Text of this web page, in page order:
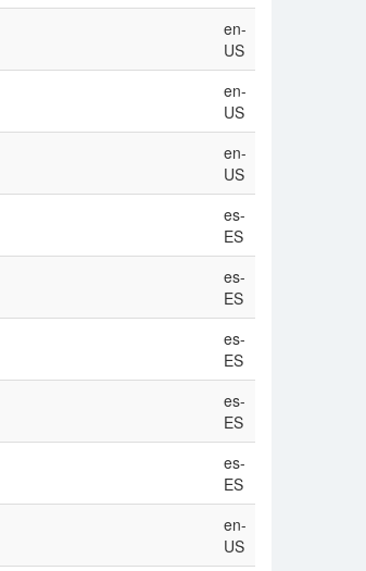
en-
US
en-
US
en-
US
es-
ES
es-
ES
es-
ES
es-
ES
es-
ES
en-
US